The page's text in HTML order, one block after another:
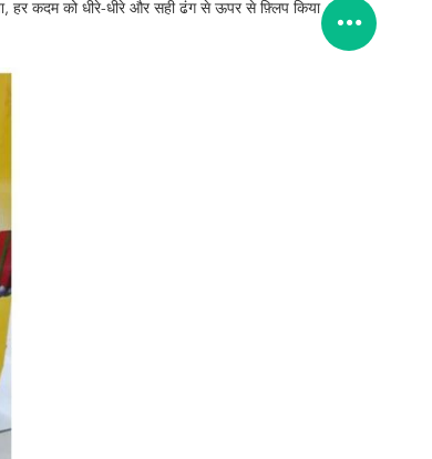
हर कदम को धीरे-धीरे और सही ढंग से ऊपर से फ़्लिप किया